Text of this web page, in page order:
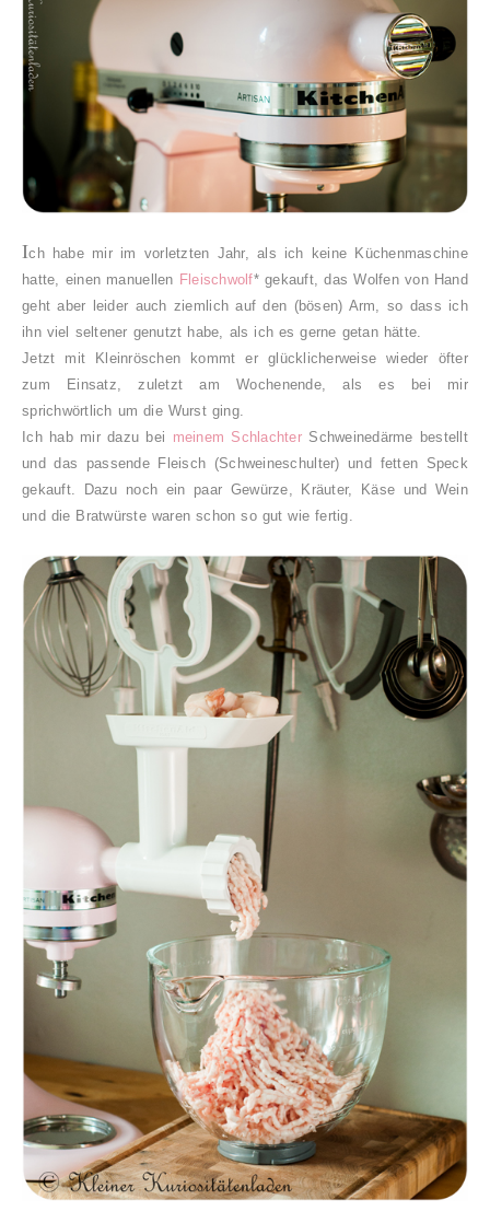
Ich habe mir im vorletzten Jahr, als ich keine Küchenmaschine
hatte, einen manuellen Fleischwolf* gekauft, das Wolfen von Hand
geht aber leider auch ziemlich auf den (bösen) Arm, so dass ich
ihn viel seltener genutzt habe, als ich es gerne getan hätte.
Jetzt mit Kleinröschen kommt er glücklicherweise wieder öfter
zum Einsatz, zuletzt am Wochenende, als es bei mir
sprichwörtlich um die Wurst ging.
Ich hab mir dazu bei meinem SchlachterSchweinedärme bestellt
und das passende Fleisch (Schweineschulter) und fetten Speck
gekauft. Dazu noch ein paar Gewürze, Kräuter, Käse und Wein
und die Bratwürste waren schon so gut wie fertig.